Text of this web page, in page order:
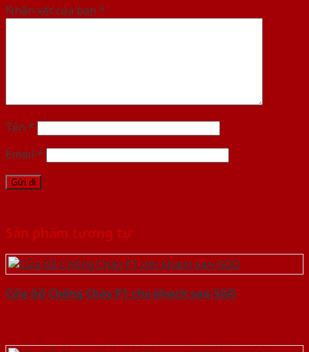
Nhận xét của bạn *
Tên *
Email *
Sản phẩm tương tự
Cửa Gỗ Chống Cháy P1 cho khach san-SGD